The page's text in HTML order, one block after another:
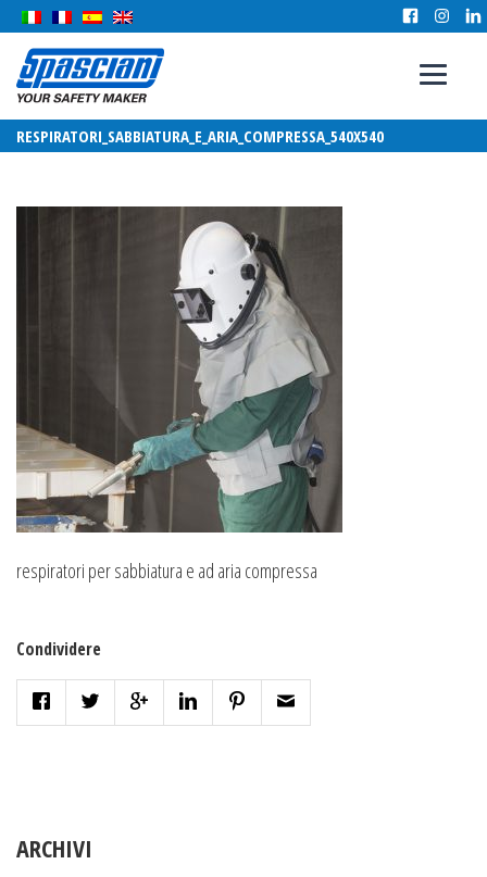
RESPIRATORI_SABBIATURA_E_ARIA_COMPRESSA_540X540
respiratori per sabbiatura e ad aria compressa
Condividere
ARCHIVI